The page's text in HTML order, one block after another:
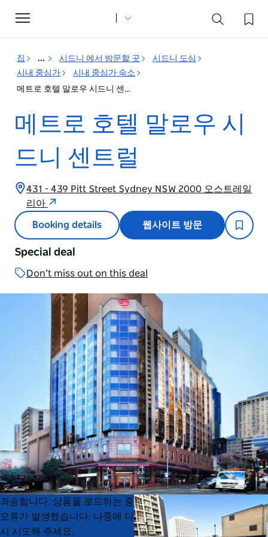
Toggle
navigation
집 ... 시드니 에서 방문할 곳
시드니 도심
시내 중심가
시내 중심가 숙소
메트로 호텔 말로우 시드니 센트럴
메트로 호텔 말로우 시
드니 센트럴
431 - 439 Pitt Street Sydney NSW 2000 오스트레일
리아
Booking details 웹사이트 방문
Special deal
Don’t miss out on this deal
Product
List
Product
List
죄송합니다. 상품을 로드하는 중
오류가 발생했습니다. 나중에 다
시 시도해 주세요.